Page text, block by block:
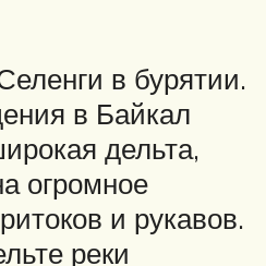
в бурятии.
в Байкал
дельта,
огромное
и рукавов.
реки